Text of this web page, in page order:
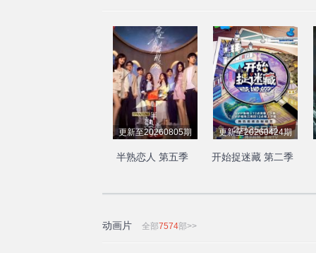
更新至20260805期
半熟恋人 第五季
更新至20260424期
开始捉迷藏 第二季
动画片 全部7574部>>